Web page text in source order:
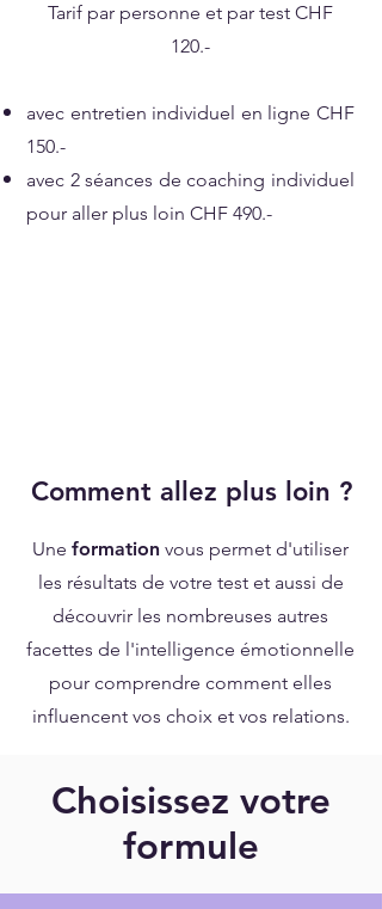
Tarif par personne et par test CHF
120.-
avec entretien individuel en ligne CHF
150.-
avec 2 séances de coaching individuel
pour aller plus loin CHF 490.-
Comment allez plus loin ?
Une formation vous permet d'utiliser
les résultats de votre test et aussi de
découvrir les nombreuses autres
facettes de l'intelligence émotionnelle
pour comprendre comment elles
influencent vos choix et vos relations.
Choisissez votre
formule